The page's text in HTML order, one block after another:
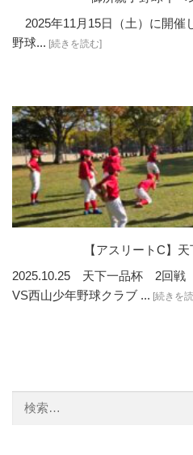
2025年11月15日（土）に開催
野球... [続きを読む]
【アスリートC】
2025.10.25 天下一品杯 2回戦
VS西山少年野球クラブ ... [続きを